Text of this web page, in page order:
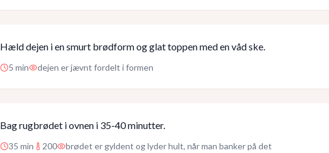
Hæld dejen i en smurt brødform og glat toppen med en våd ske.
5 min dejen er jævnt fordelt i formen
Bag rugbrødet i ovnen i 35-40 minutter.
35 min 200 brødet er gyldent og lyder hult, når man banker på det